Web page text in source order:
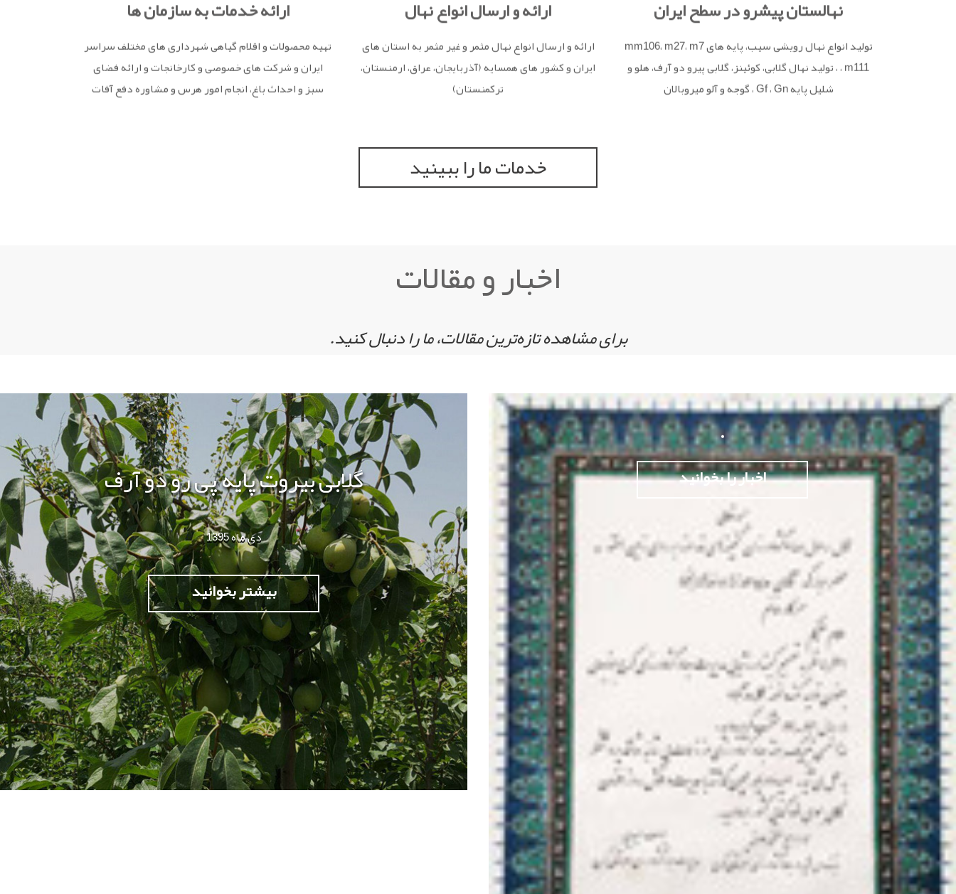
نهالستان پیشرو در سطح ایران
تولید انواع نهال رویشی سیب، پایه های mm106، m27، m7
، m111 ، تولید نهال گلابی، کوئینز، گلابی پیرو دو آرف، هلو و
شلیل پایه Gf ، Gn ، گوجه و آلو میروبالان
ارائه و ارسال انواع نهال
ارائه و ارسال انواع نهال مثمر و غیر مثمر به استان های
ایران و کشور های همسایه (آذربایجان، عراق، ارمنستان،
ترکمنستان)
ارائه خدمات به سازمان ها
تهیه محصولات و اقلام گیاهی شهرداری های مختلف سراسر
ایران و شرکت های خصوصی و کارخانجات و ارائه فضای
سبز و احداث باغ، انجام امور هرس و مشاوره دفع آفات
خدمات ما را ببینید
اخبار و مقالات
برای مشاهده تازه‌ترین مقالات، ما را دنبال کنید.
.
اخبار را بخوانید گلابی بیروت پایه پی رو دو آرف
دی ماه 1395
بیشتر بخوانید